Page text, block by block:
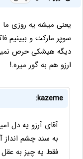
یعنی میشه یه روزی
سوپر مارکت و ببینیم
دیگه هیشکی حرص
ارزو هم به گور میره.!
kazeme:
آقای آرزو یه دل
به سند چشم انداز
فقط یه چیز به